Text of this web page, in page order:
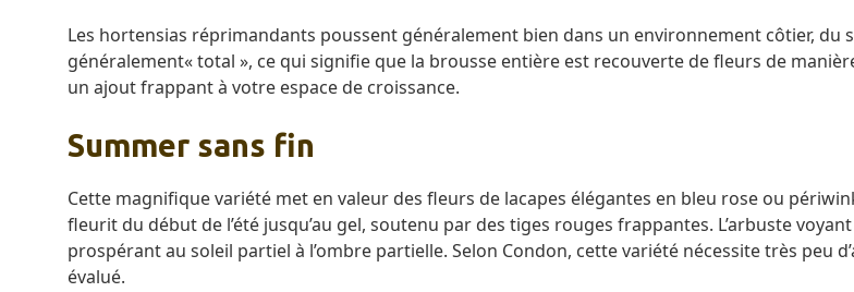
Les hortensias réprimandants poussent généralement bien dans un environnement côtier, du
généralement« total », ce qui signifie que la brousse entière est recouverte de fleurs de
un ajout frappant à votre espace de croissance.
Summer sans fin
Cette magnifique variété met en valeur des fleurs de lacapes élégantes en bleu rose ou
fleurit du début de l’été jusqu’au gel, soutenu par des tiges rouges frappantes. L’arbuste
prospérant au soleil partiel à l’ombre partielle. Selon Condon, cette variété nécessite très peu
évalué.